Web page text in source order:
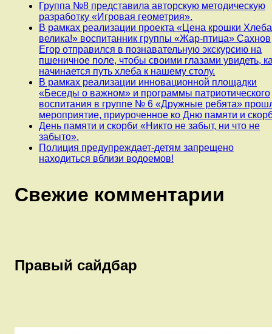
Группа №8 представила авторскую методическую
разработку «Игровая геометрия».
В рамках реализации проекта «Цена крошки
велика!» воспитанник группы «Жар-птица» Сахнов
Егор отправился в познавательную экскурсию на
пшеничное поле, чтобы своими глазами увидеть,
начинается путь хлеба к нашему столу.
В рамках реализации инновационной площадки
«Беседы о важном» и программы патриотического
воспитания в группе № 6 «Дружные ребята»
мероприятие, приуроченное ко Дню памяти и
День памяти и скорби «Никто не забыт, ни что не
забыто».
Полиция предупреждает-детям запрещено
находиться вблизи водоемов!
Свежие комментарии
Правый сайдбар